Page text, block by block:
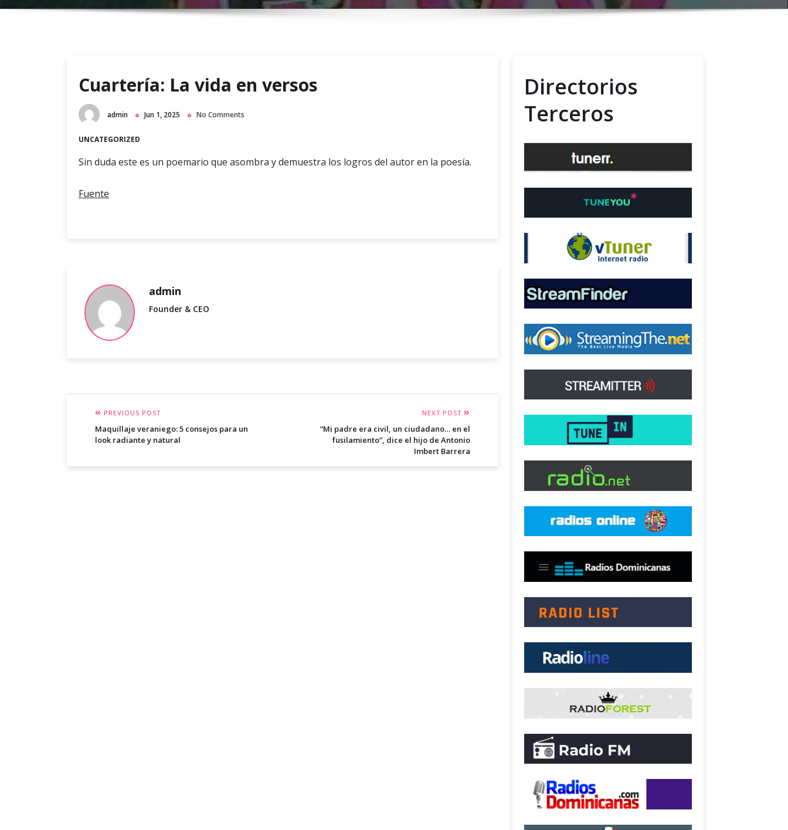
r
u
Cuartería: La vida en versos
admin Jun 1, 2025 No Comments
UNCATEGORIZED
Sin duda este es un poemario que asombra y demuestra los logros del autor en la poesía.
Fuente
admin
Founder & CEO
PREVIOUS POST
Maquillaje veraniego: 5 consejos para un
look radiante y natural
NEXT POST
“Mi padre era civil, un ciudadano… en el
fusilamiento”, dice el hijo de Antonio
Imbert Barrera
Directorios
Terceros